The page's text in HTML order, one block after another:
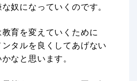
奴になっていくのです。
育を変えていくために
タルを良くしてあげない
なと思います。